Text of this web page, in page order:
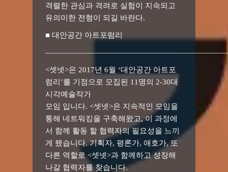
격렬한 관심과 격려로 실험이 지속되고
유의미한 전형이 되길 바란다.
■ 대안공간 아트포럼리
<셋넷>은 2017년 6월 ‘대안공간 아트포
럼리’를 기점으로 모집된 11명의 2-30대
시각예술작가
모임 입니다. <셋넷>은 지속적인 모임을
통해 네트워킹을 구축해왔고, 이 과정에
서 함께 활동 할 협력자의 필요성을 느끼
게 됐습니다. 기획자, 평론가, 애호가, 또
다른 역할로 <셋넷>과 함께하고 성장해
나갈 협력자를 찾습니다.